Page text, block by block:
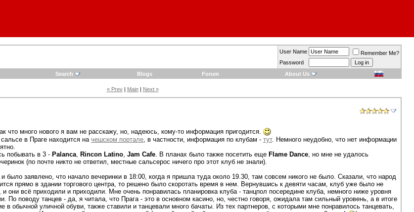
User Name
Remember Me?
Password
Search Blogs Forum About Us
« Prev| Main| Next »
что много нового я вам не расскажу, но, надеюсь, кому-то информация пригодится.
в Праге находится на чешском портале, в частности, информация по клубам - тут. Немного неудобно, что нет информации
побывать в 3 - Palanca, Rincon Latino, Jam Cafe. В планах было также посетить еще Flame Dance, но мне не удалось
(по почте никто не ответил, местные сальсерос ничего про этот клуб не знали).
было заявлено, что начало вечеринки в 18:00, когда я пришла туда около 19.30, там совсем никого не было. Сказали, что народ
прямо в здании торгового центра, то решено было скоротать время в нем. Вернувшись к девяти часам, клуб уже было не
они всё приходили и приходили. Мне очень понравилась планировка клуба - танцпол посередине клуба, немного ниже уровня
По поводу танцев - да, я читала, что Прага - это в основном касино, но, честно говоря, ожидала там сильный уровень, а в итоге
в обычной уличной обуви, также ставили и танцевали много бачаты. Из тех партнеров, с которыми мне понравилось танцевать,